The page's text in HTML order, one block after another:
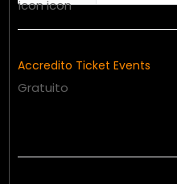
Accredito Ticket Events
Gratuito